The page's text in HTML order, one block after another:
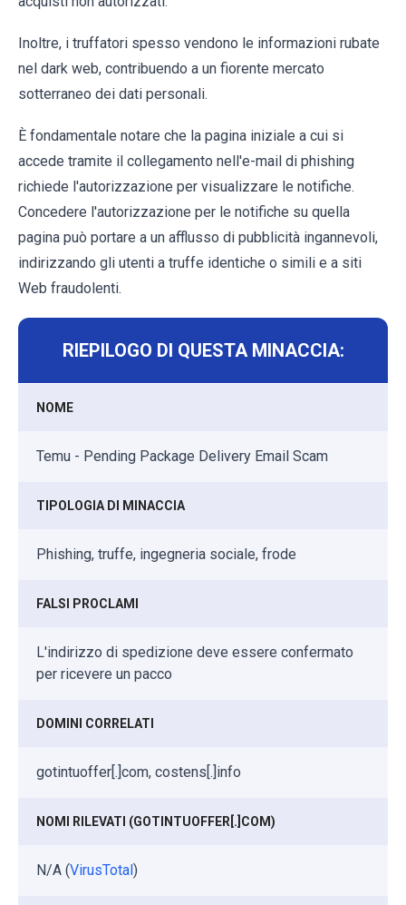
Inoltre, i truffatori spesso vendono le informazioni rubate
nel dark web, contribuendo a un fiorente mercato
sotterraneo dei dati personali.
È fondamentale notare che la pagina iniziale a cui si
accede tramite il collegamento nell'e-mail di phishing
richiede l'autorizzazione per visualizzare le notifiche.
Concedere l'autorizzazione per le notifiche su quella
pagina può portare a un afflusso di pubblicità ingannevoli,
indirizzando gli utenti a truffe identiche o simili e a siti
Web fraudolenti.
RIEPILOGO DI QUESTA MINACCIA:
NOME
Temu - Pending Package Delivery Email Scam
TIPOLOGIA DI MINACCIA
Phishing, truffe, ingegneria sociale, frode
FALSI PROCLAMI
L'indirizzo di spedizione deve essere confermato
per ricevere un pacco
DOMINI CORRELATI
gotintuoffer[.]com, costens[.]info
NOMI RILEVATI (GOTINTUOFFER[.]COM)
N/A (VirusTotal )